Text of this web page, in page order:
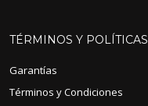
TÉRMINOS Y POLÍTICAS
Garantías
Términos y Condiciones